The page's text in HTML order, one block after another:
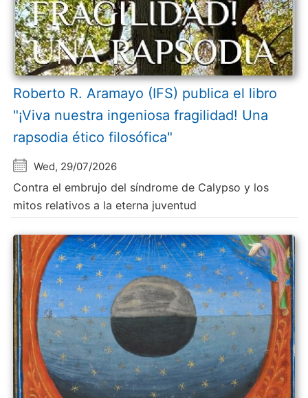
Roberto R. Aramayo (IFS) publica el libro
"¡Viva nuestra ingeniosa fragilidad! Una
rapsodia ético filosófica"
Wed, 29/07/2026
Contra el embrujo del síndrome de Calypso y los
mitos relativos a la eterna juventud